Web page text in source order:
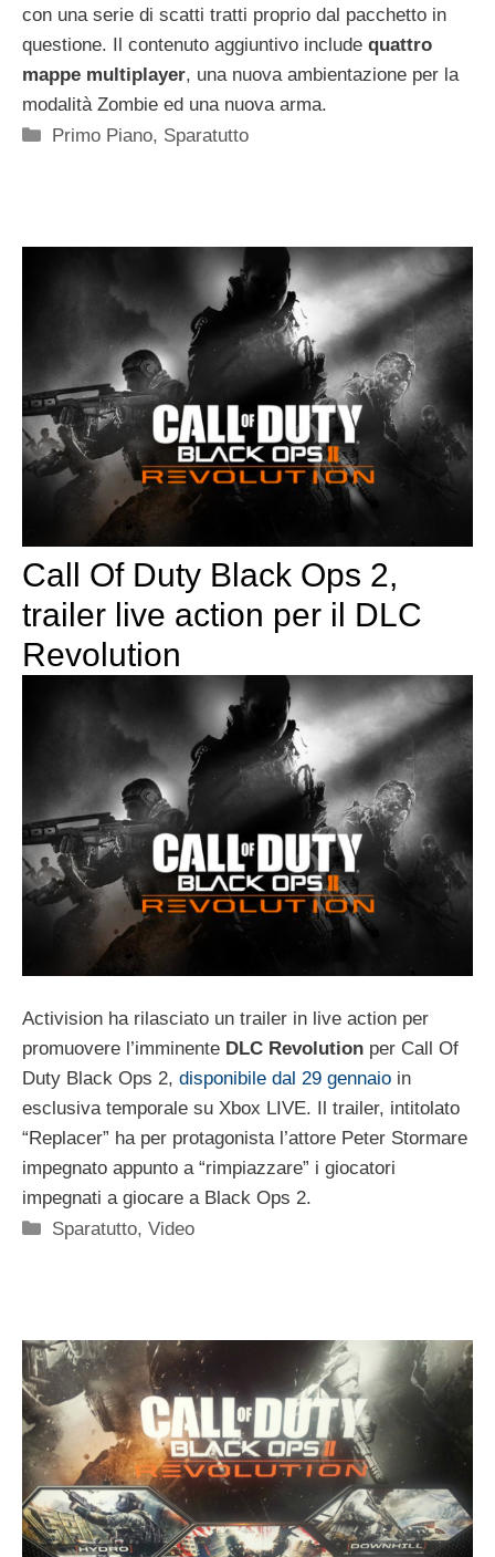
con una serie di scatti tratti proprio dal pacchetto in
questione. Il contenuto aggiuntivo include quattro
mappe multiplayer, una nuova ambientazione per la
modalità Zombie ed una nuova arma.
Categorie
Primo Piano, Sparatutto
Call Of Duty Black Ops 2,
trailer live action per il DLC
Revolution
Activision ha rilasciato un trailer in live action per
promuovere l’imminente DLC Revolution per Call Of
Duty Black Ops 2, disponibile dal 29 gennaio in
esclusiva temporale su Xbox LIVE. Il trailer, intitolato
“Replacer” ha per protagonista l’attore Peter Stormare
impegnato appunto a “rimpiazzare” i giocatori
impegnati a giocare a Black Ops 2.
Categorie
Sparatutto,Video